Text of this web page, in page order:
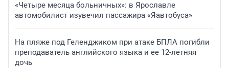
«Четыре месяца больничных»: в Ярославле
автомобилист изувечил пассажира «Яавтобуса»
На пляже под Геленджиком при атаке БПЛА погибли
преподаватель английского языка и ее 12-летняя
дочь